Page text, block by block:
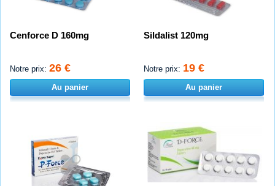
Cenforce D 160mg
Notre prix: 26 €
Au panier
Sildalist 120mg
Notre prix: 19 €
Au panier